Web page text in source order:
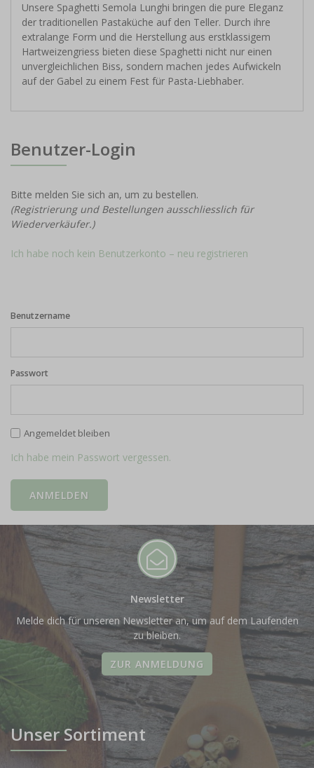
Unsere Spaghetti Semola Lunghi bringen die pure Eleganz
der traditionellen Pastaküche auf den Teller. Durch ihre
extralange Form und die Herstellung aus erstklassigem
Hartweizengriess bieten diese Spaghetti nicht nur einen
unvergleichlichen Biss, sondern machen jedes Aufwickeln
auf der Gabel zu einem Fest für Pasta-Liebhaber.
Benutzer-Login
Bitte melden Sie sich an, um zu bestellen.
(Registrierung und Bestellungen ausschliesslich für
Wiederverkäufer.)
Ich habe noch kein Benutzerkonto – neu registrieren
Benutzername
Passwort
Angemeldet bleiben
Ich habe mein Passwort vergessen.
Newsletter
Melde dich für unseren Newsletter an, um auf dem Laufenden
zu bleiben.
ZUR ANMELDUNG
Unser Sortiment